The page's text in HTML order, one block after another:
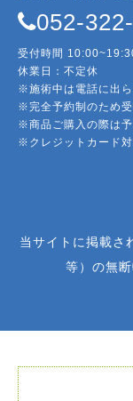
052-
受付時間
休業日：不定休
※施術中は電話に出
※完全予約制のため
※商品ご購入の際は
※クレジットカード
当サイトに掲載さ
等）の無